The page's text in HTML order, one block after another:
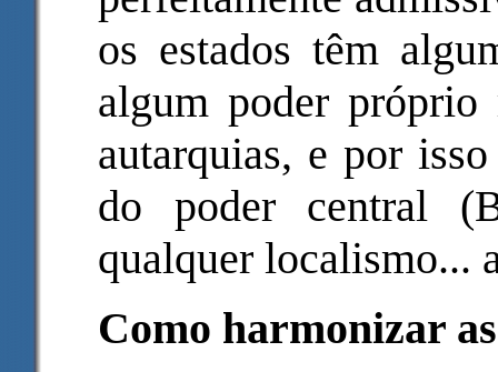
os estados têm
algum poder próprio
autarquias, e por
do poder central
qualquer localismo...
Como harmonizar